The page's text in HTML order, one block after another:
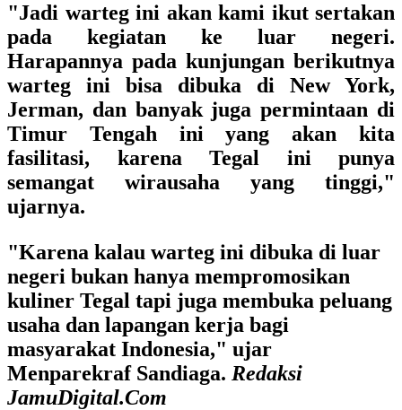
"Jadi warteg ini akan kami ikut sertakan
pada kegiatan ke luar negeri.
Harapannya pada kunjungan berikutnya
warteg ini bisa dibuka di New York,
Jerman, dan banyak juga permintaan di
Timur Tengah ini yang akan kita
fasilitasi, karena Tegal ini punya
semangat wirausaha yang tinggi,"
ujarnya.
"Karena kalau warteg ini dibuka di luar
negeri bukan hanya mempromosikan
kuliner Tegal tapi juga membuka peluang
usaha dan lapangan kerja bagi
masyarakat Indonesia," ujar
Menparekraf Sandiaga. Redaksi
JamuDigital.Com